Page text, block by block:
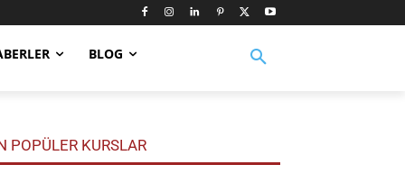
BLOG
POPÜLER KURSLAR